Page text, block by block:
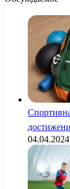
04.04.2024